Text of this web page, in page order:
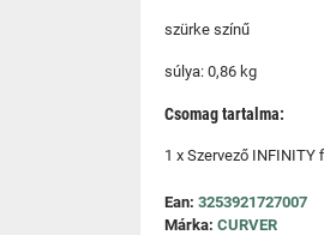
szürke színű
súlya: 0,86 kg
Csomag tartalma:
1 x Szervező INFINITY
Ean: 3253921727007
Márka: CURVER